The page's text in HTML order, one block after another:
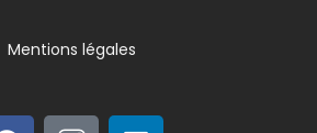
Mentions légales